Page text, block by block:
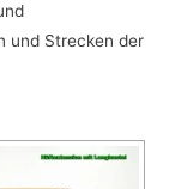
und Strecken der